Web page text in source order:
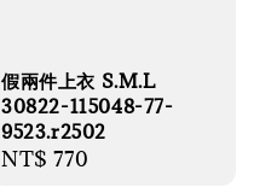
假兩件上衣 S.M.L
30822-115048-77-
9523.r2502
Regular
NT$ 770